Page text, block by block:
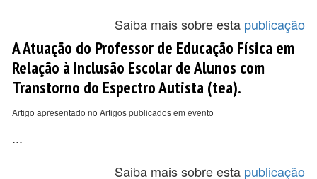
Saiba mais sobre esta publicação
A Atuação do Professor de Educação Física em
Relação à Inclusão Escolar de Alunos com
Transtorno do Espectro Autista (tea).
Artigo apresentado no Artigos publicados em evento
...
Saiba mais sobre esta publicação